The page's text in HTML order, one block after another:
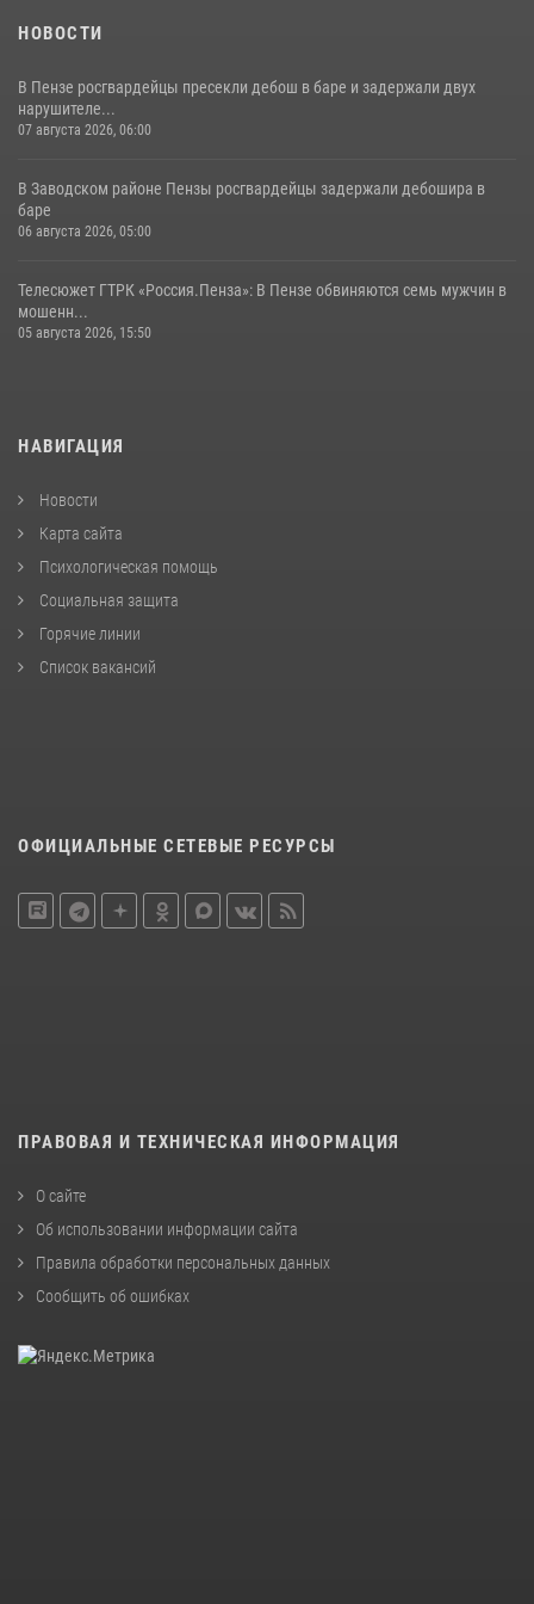
НОВОСТИ
В Пензе росгвардейцы пресекли дебош в баре и задержали двух
нарушителе...
07 августа 2026, 06:00
В Заводском районе Пензы росгвардейцы задержали дебошира в
баре
06 августа 2026, 05:00
Телесюжет ГТРК «Россия.Пенза»: В Пензе обвиняются семь мужчин в
мошенн...
05 августа 2026, 15:50
НАВИГАЦИЯ
Новости
Карта сайта
Психологическая помощь
Социальная защита
Горячие линии
Список вакансий
ОФИЦИАЛЬНЫЕ СЕТЕВЫЕ РЕСУРСЫ
ПРАВОВАЯ И ТЕХНИЧЕСКАЯ ИНФОРМАЦИЯ
О сайте
Об использовании информации сайта
Правила обработки персональных данных
Сообщить об ошибках